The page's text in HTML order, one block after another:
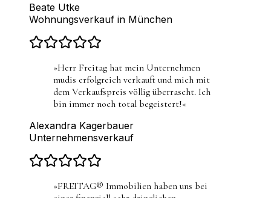
Beate Utke
Wohnungsverkauf in München
»Herr Freitag hat mein Unternehmen
mudis erfolgreich verkauft und mich mit
dem Verkaufspreis völlig überrascht. Ich
bin immer noch total begeistert!«
Alexandra Kagerbauer
Unternehmensverkauf
»FREITAG® Immobilien haben uns bei